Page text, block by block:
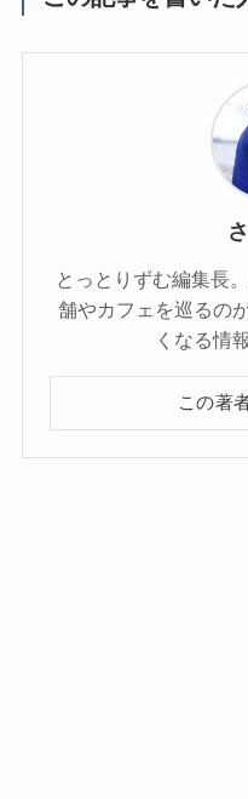
とっとりずむ編集長
舗やカフェを巡るの
くなる情
この著